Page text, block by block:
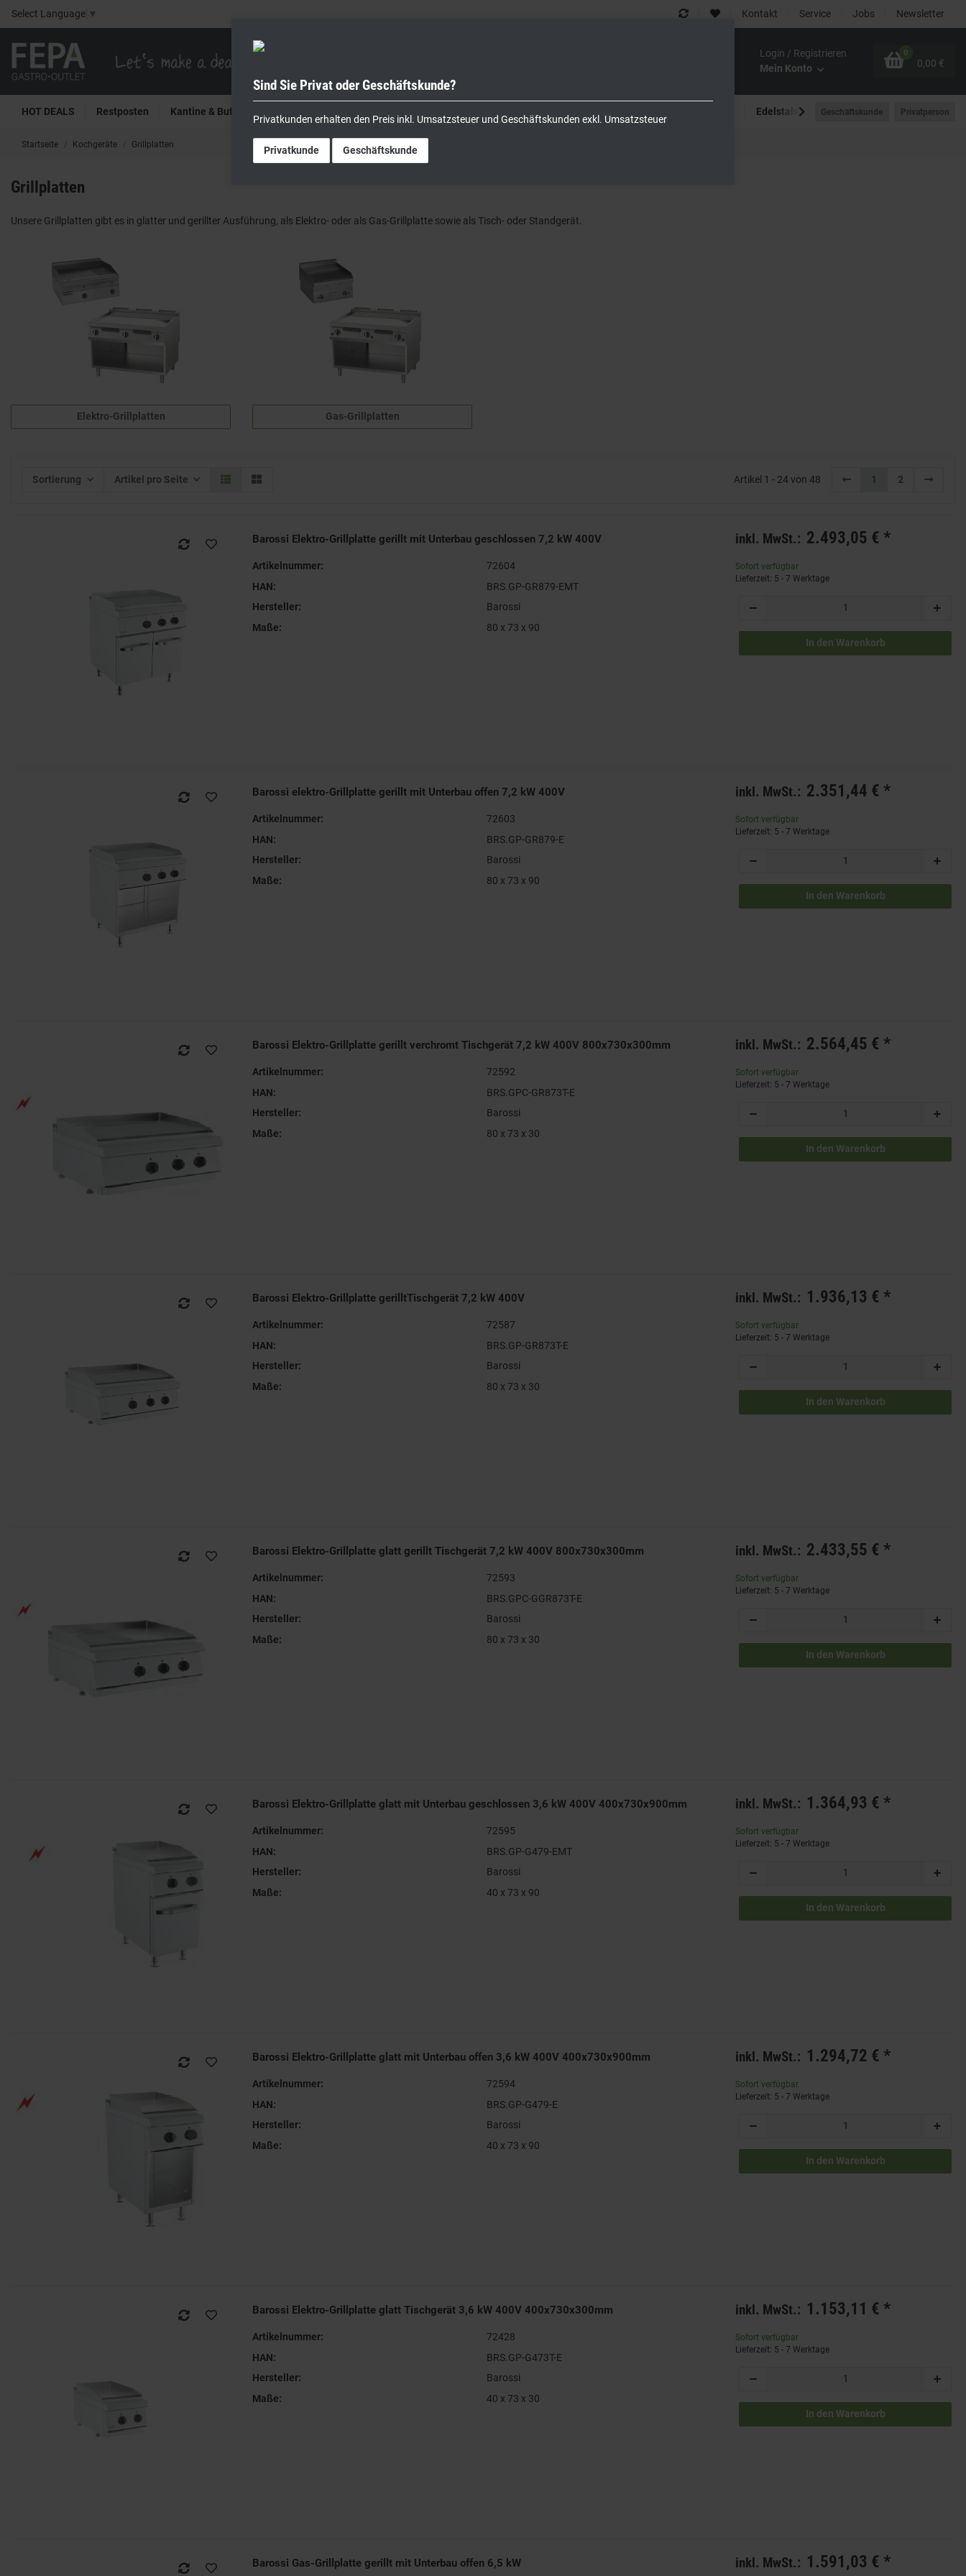
Select Language ▼ Kontakt Service Jobs Newsletter
Login / Registrieren
Mein Konto
0
0,00 €
HOT DEALS Restposten Kantine & Buffet Edelstahlmöbel Outdoor-Bereich
Geschäftskunde Privatperson
Startseite Kochgeräte Grillplatten
Grillplatten
Unsere Grillplatten gibt es in glatter und gerillter Ausführung, als Elektro- oder als Gas-Grillplatte sowie als Tisch- oder Standgerät.
Elektro-Grillplatten Gas-Grillplatten
Sortierung Artikel pro Seite Artikel 1 - 24 von 48 1 2
Barossi Elektro-Grillplatte gerillt mit Unterbau geschlossen 7,2 kW 400V
Artikelnummer:
72604
HAN:
BRS.GP-GR879-EMT
Hersteller:
Barossi
Maße:
80 x 73 x 90
inkl. MwSt.: 2.493,05 € *
Sofort verfügbar
Lieferzeit: 5 - 7 Werktage
In den Warenkorb
Barossi elektro-Grillplatte gerillt mit Unterbau offen 7,2 kW 400V
Artikelnummer:
72603
HAN:
BRS.GP-GR879-E
Hersteller:
Barossi
Maße:
80 x 73 x 90
inkl. MwSt.: 2.351,44 € *
Sofort verfügbar
Lieferzeit: 5 - 7 Werktage
In den Warenkorb
Barossi Elektro-Grillplatte gerillt verchromt Tischgerät 7,2 kW 400V 800x730x300mm
Artikelnummer:
72592
HAN:
BRS.GPC-GR873T-E
Hersteller:
Barossi
Maße:
80 x 73 x 30
inkl. MwSt.: 2.564,45 € *
Sofort verfügbar
Lieferzeit: 5 - 7 Werktage
In den Warenkorb
Barossi Elektro-Grillplatte gerilltTischgerät 7,2 kW 400V
Artikelnummer:
72587
HAN:
BRS.GP-GR873T-E
Hersteller:
Barossi
Maße:
80 x 73 x 30
inkl. MwSt.: 1.936,13 € *
Sofort verfügbar
Lieferzeit: 5 - 7 Werktage
In den Warenkorb
Barossi Elektro-Grillplatte glatt gerillt Tischgerät 7,2 kW 400V 800x730x300mm
Artikelnummer:
72593
HAN:
BRS.GPC-GGR873T-E
Hersteller:
Barossi
Maße:
80 x 73 x 30
inkl. MwSt.: 2.433,55 € *
Sofort verfügbar
Lieferzeit: 5 - 7 Werktage
In den Warenkorb
Barossi Elektro-Grillplatte glatt mit Unterbau geschlossen 3,6 kW 400V 400x730x900mm
Artikelnummer:
72595
HAN:
BRS.GP-G479-EMT
Hersteller:
Barossi
Maße:
40 x 73 x 90
inkl. MwSt.: 1.364,93 € *
Sofort verfügbar
Lieferzeit: 5 - 7 Werktage
In den Warenkorb
Barossi Elektro-Grillplatte glatt mit Unterbau offen 3,6 kW 400V 400x730x900mm
Artikelnummer:
72594
HAN:
BRS.GP-G479-E
Hersteller:
Barossi
Maße:
40 x 73 x 90
inkl. MwSt.: 1.294,72 € *
Sofort verfügbar
Lieferzeit: 5 - 7 Werktage
In den Warenkorb
Barossi Elektro-Grillplatte glatt Tischgerät 3,6 kW 400V 400x730x300mm
Artikelnummer:
72428
HAN:
BRS.GP-G473T-E
Hersteller:
Barossi
Maße:
40 x 73 x 30
inkl. MwSt.: 1.153,11 € *
Sofort verfügbar
Lieferzeit: 5 - 7 Werktage
In den Warenkorb
Barossi Gas-Grillplatte gerillt mit Unterbau offen 6,5 kW inkl. MwSt.: 1.591,03 € *
Sind Sie Privat oder Geschäftskunde?
Privatkunden erhalten den Preis inkl. Umsatzsteuer und Geschäftskunden exkl. Umsatzsteuer
Privatkunde Geschäftskunde